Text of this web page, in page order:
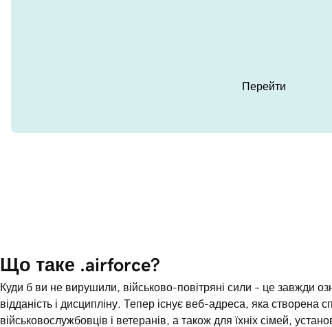
Перейти
Що таке .airforce?
Куди б ви не вирушили, військово-повітряні сили – це завжди
відданість і дисципліну. Тепер існує веб-адреса, яка створена
військовослужбовців і ветеранів, а також для їхніх сімей,